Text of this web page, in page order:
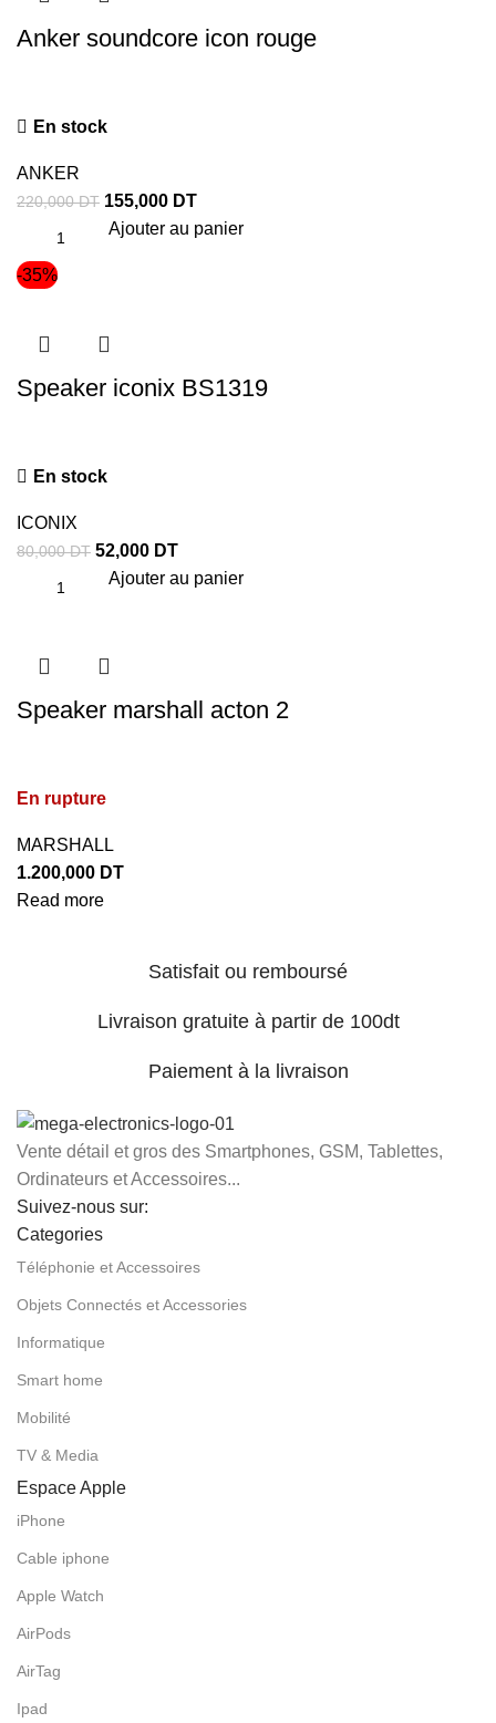
Anker soundcore icon rouge
En stock
ANKER
220,000DT 155,000 DT
Ajouter au panier
-35%
Speaker iconix BS1319
En stock
ICONIX
80,000DT 52,000 DT
Ajouter au panier
Speaker marshall acton 2
En rupture
MARSHALL
1.200,000 DT
Read more
Satisfait ou remboursé
Livraison gratuite à partir de 100dt
Paiement à la livraison
Vente détail et gros des Smartphones, GSM, Tablettes,
Ordinateurs et Accessoires...
Suivez-nous sur:
Categories
Téléphonie et Accessoires
Objets Connectés et Accessories
Informatique
Smart home
Mobilité
TV & Media
Espace Apple
iPhone
Cable iphone
Apple Watch
AirPods
AirTag
Ipad